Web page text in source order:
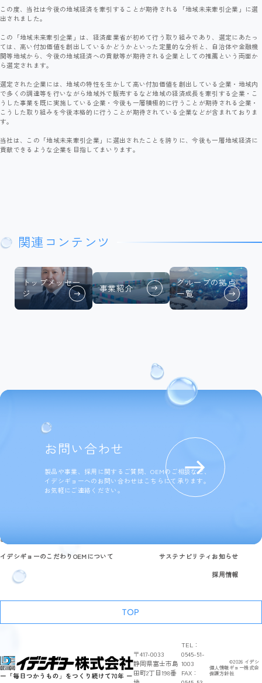
この度、当社は今後の地域経済を牽引することが期待される「地域未来牽引企業」に選
出されました。
この「地域未来牽引企業」は、経済産業省が初めて行う取り組みであり、選定にあたっ
ては、高い付加価値を創出しているかどうかといった定量的な分析と、自治体や金融機
関等地域から、今後の地域経済への貢献等が期待される企業としての推薦という両面か
ら選定されます。
選定された企業には、地域の特性を生かして高い付加価値を創出している企業・地域内
で多くの調達等を行いながら地域外で販売するなど地域の経済成長を牽引する企業・こ
うした事業を既に実施している企業・今後も一層積極的に行うことが期待される企業・
こうした取り組みを今後本格的に行うことが期待されている企業などが含まれておりま
す。
当社は、この「地域未来牽引企業」に選出されたことを誇りに、今後も一層地域経済に
貢献できるような企業を目指してまいります。
関連コンテンツ
トップメッセー
ジ
事業紹介
グループの拠点
一覧
お問い合わせ
製品や事業、採用に関するご質問、OEMのご相談など、
イデシギョーへのお問い合わせはこちらにて承ります。
お気軽にご連絡ください。
製品情報
イデシギョーのこだわりOEMについて
サステナビリティ お知らせ
採用情報
TOP
〒417-0033
静岡県富士市島
田町2丁目198番
TEL：
0545-51-
1003
FAX：
個人情報
保護方針
©2026 イデシ
ギョー株式会
社